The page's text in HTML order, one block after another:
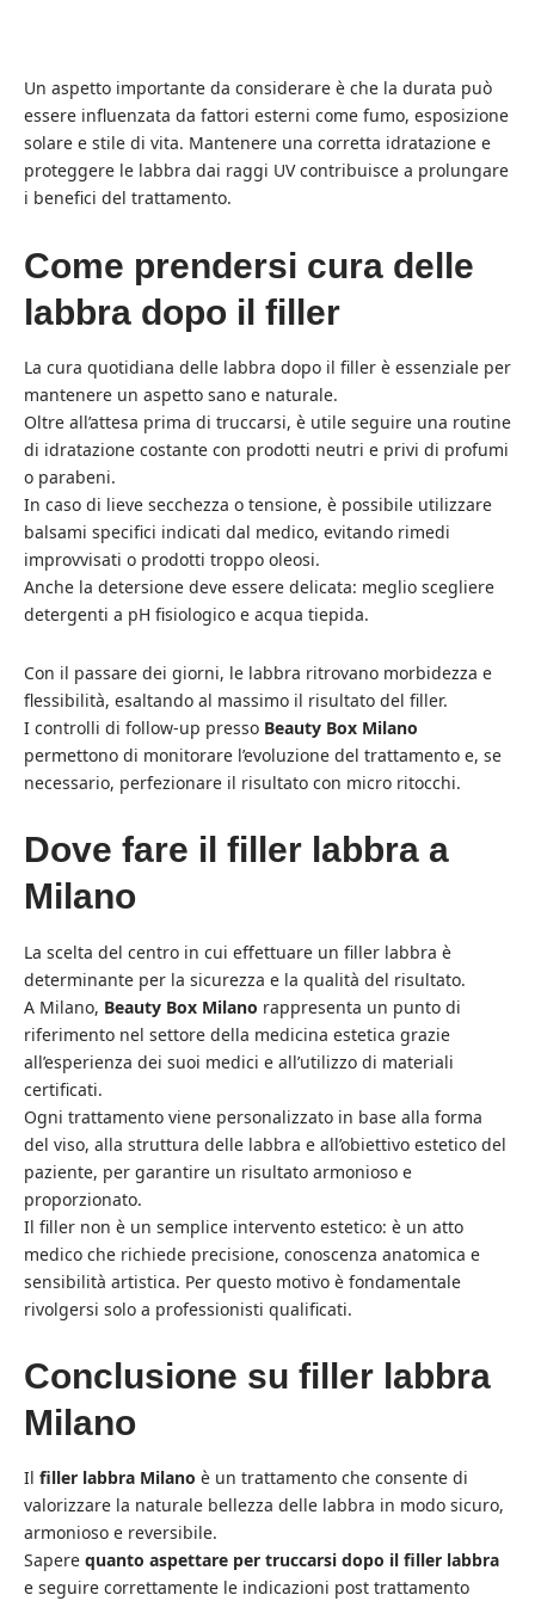
Un aspetto importante da considerare è che la durata può
essere influenzata da fattori esterni come fumo, esposizione
solare e stile di vita. Mantenere una corretta idratazione e
proteggere le labbra dai raggi UV contribuisce a prolungare
i benefici del trattamento.
Come prendersi cura delle
labbra dopo il filler
La cura quotidiana delle labbra dopo il filler è essenziale per
mantenere un aspetto sano e naturale.
Oltre all’attesa prima di truccarsi, è utile seguire una routine
di idratazione costante con prodotti neutri e privi di profumi
o parabeni.
In caso di lieve secchezza o tensione, è possibile utilizzare
balsami specifici indicati dal medico, evitando rimedi
improvvisati o prodotti troppo oleosi.
Anche la detersione deve essere delicata: meglio scegliere
detergenti a pH fisiologico e acqua tiepida.
Con il passare dei giorni, le labbra ritrovano morbidezza e
flessibilità, esaltando al massimo il risultato del filler.
I controlli di follow-up presso Beauty Box Milano
permettono di monitorare l’evoluzione del trattamento e, se
necessario, perfezionare il risultato con micro ritocchi.
Dove fare il filler labbra a
Milano
La scelta del centro in cui effettuare un filler labbra è
determinante per la sicurezza e la qualità del risultato.
A Milano, Beauty Box Milano rappresenta un punto di
riferimento nel settore della medicina estetica grazie
all’esperienza dei suoi medici e all’utilizzo di materiali
certificati.
Ogni trattamento viene personalizzato in base alla forma
del viso, alla struttura delle labbra e all’obiettivo estetico del
paziente, per garantire un risultato armonioso e
proporzionato.
Il filler non è un semplice intervento estetico: è un atto
medico che richiede precisione, conoscenza anatomica e
sensibilità artistica. Per questo motivo è fondamentale
rivolgersi solo a professionisti qualificati.
Conclusione su filler labbra
Milano
Il filler labbra Milano è un trattamento che consente di
valorizzare la naturale bellezza delle labbra in modo sicuro,
armonioso e reversibile.
Sapere quanto aspettare per truccarsi dopo il filler labbra
e seguire correttamente le indicazioni post trattamento